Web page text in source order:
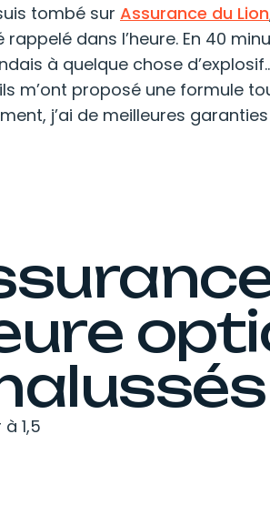
tombé sur Assurance du Lion
dans l’heure. En 40
à quelque chose
m’ont proposé une formule
j’ai de meilleures
1,5